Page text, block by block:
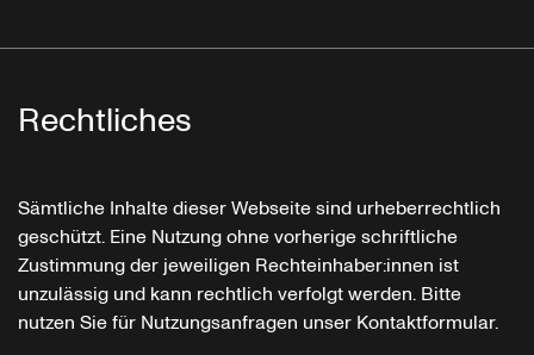
Rechtliches
Sämtliche Inhalte dieser Webseite sind urheberrechtlich
geschützt. Eine Nutzung ohne vorherige schriftliche
Zustimmung der jeweiligen Rechteinhaber:innen ist
unzulässig und kann rechtlich verfolgt werden. Bitte
nutzen Sie für Nutzungsanfragen unser Kontaktformular.